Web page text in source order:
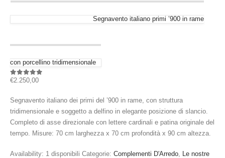
Segnavento italiano primi ’900 in rame
con porcellino tridimensionale
0out of 5
€2.250,00
Segnavento italiano dei primi del ’900 in rame, con struttura
tridimensionale e soggetto a delfino in elegante posizione di slancio.
Completo di asse direzionale con lettere cardinali e patina originale del
tempo. Misure: 70 cm larghezza x 70 cm profondità x 90 cm altezza.
Availability: 1 disponibili Categorie: Complementi D'Arredo, Le nostre